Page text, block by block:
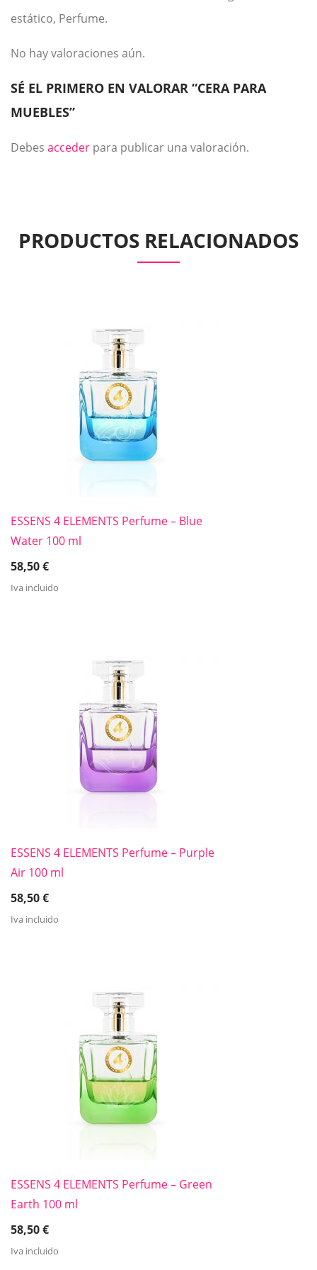
estático, Perfume.
No hay valoraciones aún.
SÉ EL PRIMERO EN VALORAR “CERA PARA
MUEBLES”
Debes acceder para publicar una valoración.
PRODUCTOS RELACIONADOS
ESSENS 4 ELEMENTS Perfume – Blue
Water 100 ml
58,50€
Iva incluido
ESSENS 4 ELEMENTS Perfume – Purple
Air 100 ml
58,50€
Iva incluido
ESSENS 4 ELEMENTS Perfume – Green
Earth 100 ml
58,50€
Iva incluido